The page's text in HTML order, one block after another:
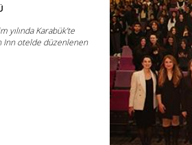
Karabük’te
Inn otelde düzenlenen